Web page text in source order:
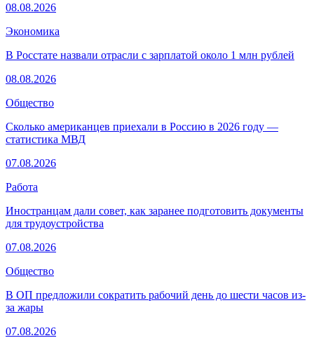
08.08.2026
Экономика
В Росстате назвали отрасли с зарплатой около 1 млн рублей
08.08.2026
Общество
Сколько американцев приехали в Россию в 2026 году —
статистика МВД
07.08.2026
Работа
Иностранцам дали совет, как заранее подготовить документы
для трудоустройства
07.08.2026
Общество
В ОП предложили сократить рабочий день до шести часов из-
за жары
07.08.2026